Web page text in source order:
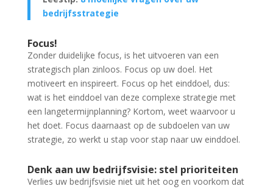
bedrijfsstrategie
Focus!
Zonder duidelijke focus, is het uitvoeren van een
strategisch plan zinloos. Focus op uw doel. Het
motiveert en inspireert. Focus op het einddoel, dus:
wat is het einddoel van deze complexe strategie met
een langetermijnplanning? Kortom, weet waarvoor u
het doet. Focus daarnaast op de subdoelen van uw
strategie, zo werkt u stap voor stap naar uw einddoel.
Denk aan uw bedrijfsvisie: stel prioriteiten
Verlies uw bedrijfsvisie niet uit het oog en voorkom dat